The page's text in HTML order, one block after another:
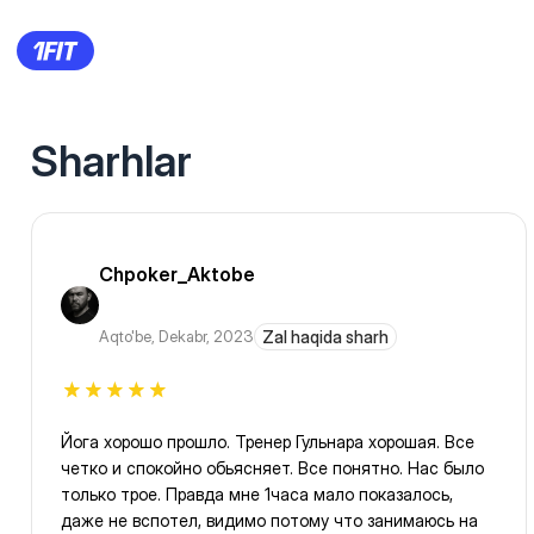
Sharhlar
Chpoker_Aktobe
Aqto'be, Dekabr, 2023 Zal haqida sharh
Йога хорошо прошло. Тренер Гульнара хорошая. Все
четко и спокойно обьясняет. Все понятно. Нас было
только трое. Правда мне 1часа мало показалось,
даже не вспотел, видимо потому что занимаюсь на